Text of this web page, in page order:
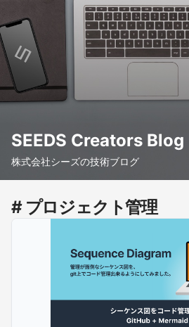
SEEDS Creators Blog
株式会社シーズの技術ブログ
# プロジェクト管理